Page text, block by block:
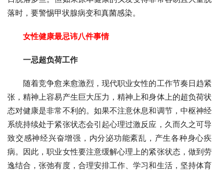
落时，要警惕甲状腺病变和真菌感染。
女性健康最忌讳八件事情
一忌超负荷工作
随着竞争愈来愈激烈，现代职业女性的工作节奏日趋紧
张，精神上容易产生巨大压力，精神上和身体上的超负荷状
态对健康是非常不利的。如果不注意休息和调节，中枢神经
系统持续处于紧张状态会引起心理过激反应，久而久之可导
致交感神经兴奋增强，内分泌功能紊乱，产生各种身心疾
病。因此，职业女性要注意缓解心理上的紧张状态，做到劳
逸结合，张弛有度，合理安排工作、学习和生活，坚持体育